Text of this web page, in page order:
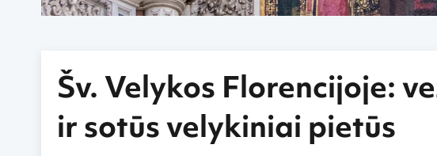
Šv. Velykos Florencijoje:
ir sotūs velykiniai pietūs